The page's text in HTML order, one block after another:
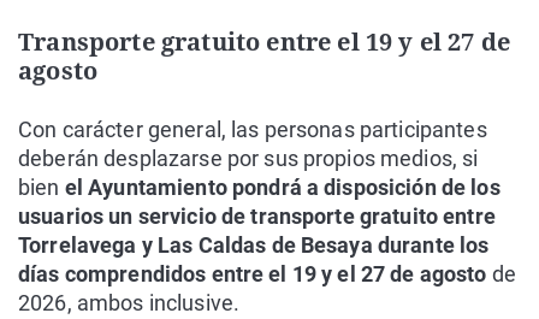
Transporte gratuito entre el 19 y el 27 de
agosto
Con carácter general, las personas participantes
deberán desplazarse por sus propios medios, si
bien el Ayuntamiento pondrá a disposición de los
usuarios un servicio de transporte gratuito entre
Torrelavega y Las Caldas de Besaya durante los
días comprendidos entre el 19 y el 27 de agosto de
2026, ambos inclusive.